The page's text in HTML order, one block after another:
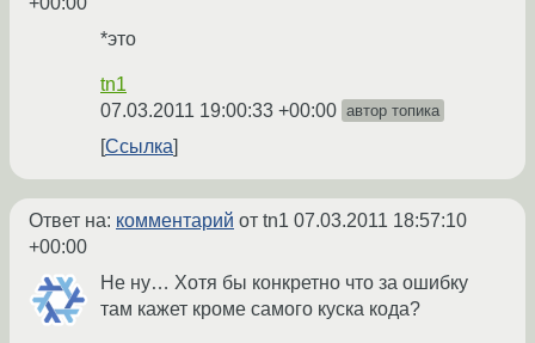
*это
tn1
07.03.2011 19:00:33 +00:00 автор топика
Ссылка
Ответ на: комментарий от tn1 07.03.2011 18:57:10
+00:00
Не ну… Хотя бы конкретно что за ошибку
там кажет кроме самого куска кода?